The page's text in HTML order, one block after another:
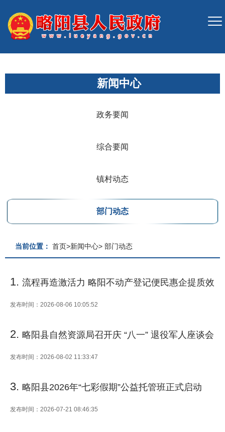
新闻中心
政务要闻
综合要闻
镇村动态
部门动态
当前位置： 首页>新闻中心> 部门动态
1. 流程再造激活力 略阳不动产登记便民惠企提质效
发布时间：2026-08-06 10:05:52
2. 略阳县自然资源局召开庆 “八一” 退役军人座谈会
发布时间：2026-08-02 11:33:47
3. 略阳县2026年“七彩假期”公益托管班正式启动
发布时间：2026-07-21 08:46:35